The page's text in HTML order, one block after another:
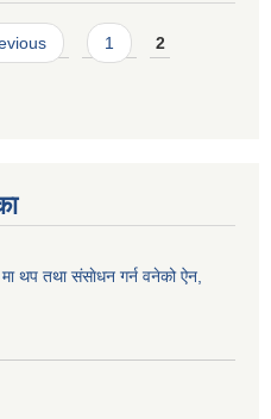
1 2
थप तथा संसाेधन गर्न वनेको ऐन,